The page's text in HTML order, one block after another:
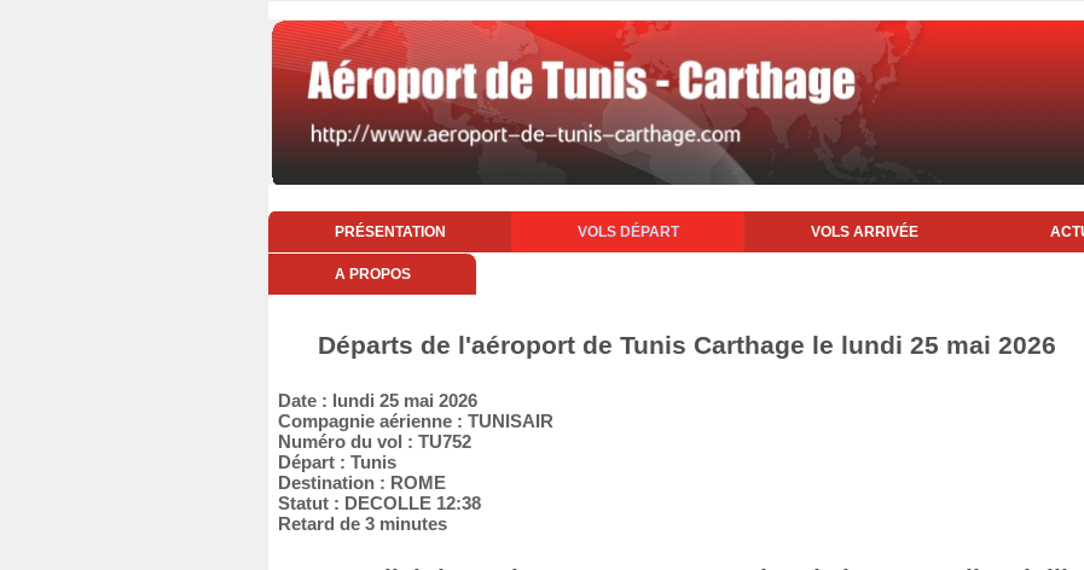
PRÉSENTATION VOLS DÉPART VOLS ARRIVÉE
A PROPOS
Départs de l'aéroport de Tunis Carthage le lundi 25 mai 2026
Date : lundi 25 mai 2026
Compagnie aérienne : TUNISAIR
Numéro du vol : TU752
Départ : Tunis
Destination : ROME
Statut : DECOLLE 12:38
Retard de 3 minutes